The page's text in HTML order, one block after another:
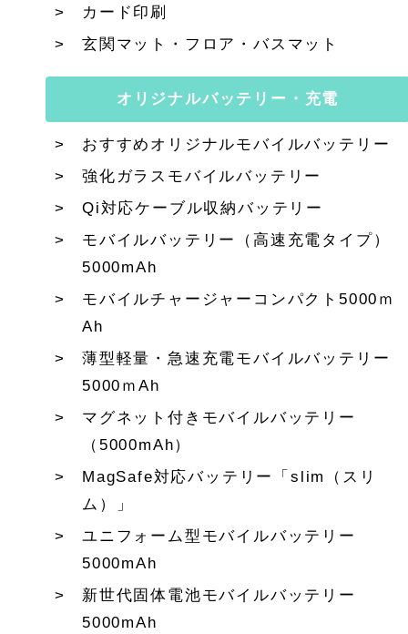
カード印刷
玄関マット・フロア・バスマット
オリジナルバッテリー・充電
おすすめオリジナルモバイルバッテリー
強化ガラスモバイルバッテリー
Qi対応ケーブル収納バッテリー
モバイルバッテリー（高速充電タイプ）
5000mAh
モバイルチャージャーコンパクト5000ｍ
Ah
薄型軽量・急速充電モバイルバッテリー
5000ｍAh
マグネット付きモバイルバッテリー
（5000mAh）
MagSafe対応バッテリー「slim（スリ
ム）」
ユニフォーム型モバイルバッテリー
5000mAh
新世代固体電池モバイルバッテリー
5000mAh